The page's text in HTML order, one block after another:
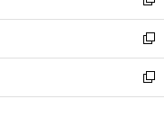
開
く
ウ
で
開
く
ン
ド
ウ
で
開
ウ
ィ
ン
ド
ウ
新
し
い
ウ
ィ
ン
新
し
い
ウ
新
し